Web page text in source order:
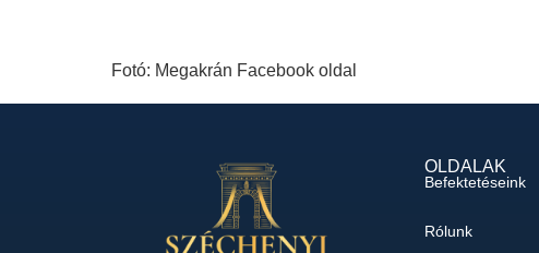
Fotó: Megakrán Facebook oldal
OLDALAK
Befektetéseink
Rólunk